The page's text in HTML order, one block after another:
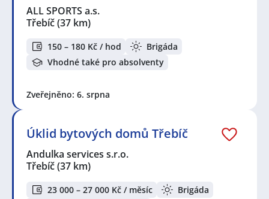
ALL SPORTS a.s.
Třebíč(37 km)
150 – 180 Kč / hod
Brigáda
Vhodné také pro absolventy
Zveřejněno: 6. srpna
Úklid bytových domů Třebíč
Andulka services s.r.o.
Třebíč(37 km)
23 000 – 27 000 Kč / měsíc
Brigáda